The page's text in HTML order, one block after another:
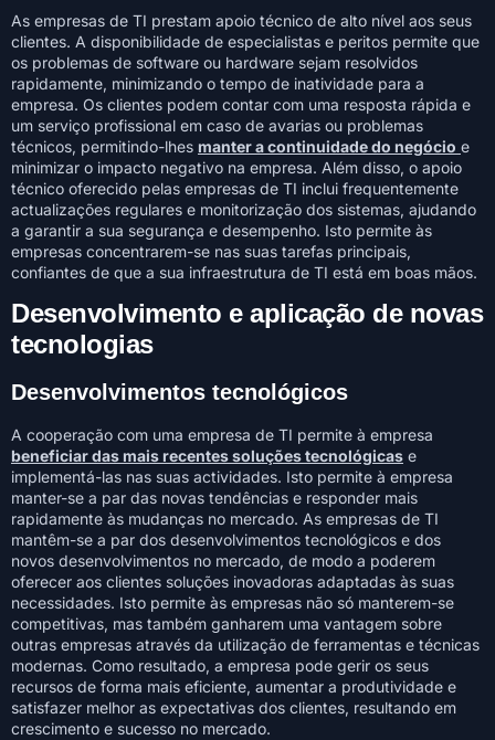
As empresas de TI prestam apoio técnico de alto nível aos seus
clientes. A disponibilidade de especialistas e peritos permite que
os problemas de software ou hardware sejam resolvidos
rapidamente, minimizando o tempo de inatividade para a
empresa. Os clientes podem contar com uma resposta rápida e
um serviço profissional em caso de avarias ou problemas
técnicos, permitindo-lhes manter a continuidade do negócio e
minimizar o impacto negativo na empresa. Além disso, o apoio
técnico oferecido pelas empresas de TI inclui frequentemente
actualizações regulares e monitorização dos sistemas, ajudando
a garantir a sua segurança e desempenho. Isto permite às
empresas concentrarem-se nas suas tarefas principais,
confiantes de que a sua infraestrutura de TI está em boas mãos.
Desenvolvimento e aplicação de novas
tecnologias
Desenvolvimentos tecnológicos
A cooperação com uma empresa de TI permite à empresa
beneficiar das mais recentes soluções tecnológicas e
implementá-las nas suas actividades. Isto permite à empresa
manter-se a par das novas tendências e responder mais
rapidamente às mudanças no mercado. As empresas de TI
mantêm-se a par dos desenvolvimentos tecnológicos e dos
novos desenvolvimentos no mercado, de modo a poderem
oferecer aos clientes soluções inovadoras adaptadas às suas
necessidades. Isto permite às empresas não só manterem-se
competitivas, mas também ganharem uma vantagem sobre
outras empresas através da utilização de ferramentas e técnicas
modernas. Como resultado, a empresa pode gerir os seus
recursos de forma mais eficiente, aumentar a produtividade e
satisfazer melhor as expectativas dos clientes, resultando em
crescimento e sucesso no mercado.